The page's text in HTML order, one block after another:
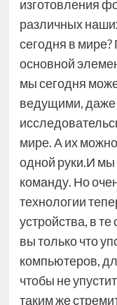
изготовления
различных
сегодня в
основной
мы сегодня
ведущими, даже
мире. А их
одной руки.И мы
команду. Но
технологии
устройства, в
вы только что
компьютеров,
чтобы не
таким же